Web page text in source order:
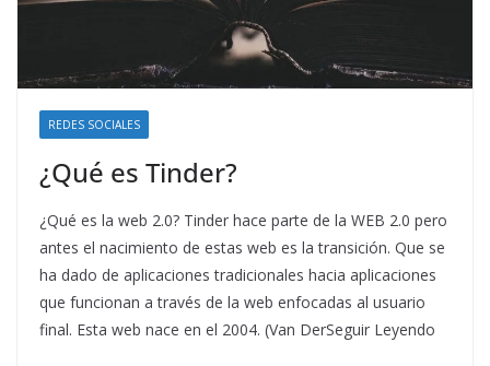
REDES SOCIALES
¿Qué es Tinder?
¿Qué es la web 2.0? Tinder hace parte de la WEB 2.0 pero
antes el nacimiento de estas web es la transición. Que se
ha dado de aplicaciones tradicionales hacia aplicaciones
que funcionan a través de la web enfocadas al usuario
final. Esta web nace en el 2004. (Van DerSeguir Leyendo